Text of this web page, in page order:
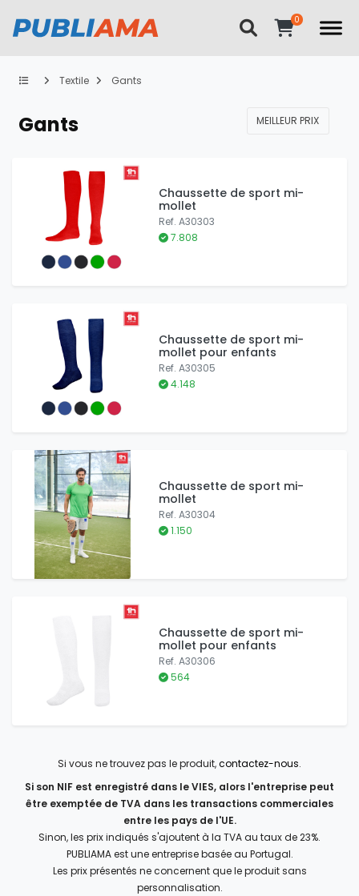
Textile Gants
Gants MEILLEUR PRIX
Chaussette de sport mi-
mollet
Ref. A30303
7.808
Chaussette de sport mi-
mollet pour enfants
Ref. A30305
4.148
Chaussette de sport mi-
mollet
Ref. A30304
1.150
Chaussette de sport mi-
mollet pour enfants
Ref. A30306
564
Si vous ne trouvez pas le produit,contactez-nous.
Si son NIF est enregistré dans le VIES, alors l'entreprise peut
être exemptée de TVA dans les transactions commerciales
entre les pays de l'UE.
Sinon, les prix indiqués s'ajoutent à la TVA au taux de 23%.
PUBLIAMA est une entreprise basée au Portugal.
Les prix présentés ne concernent que le produit sans
personnalisation.